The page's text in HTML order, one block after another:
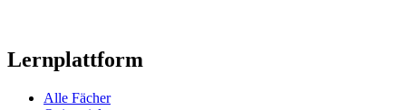
Lernplattform
Alle Fächer